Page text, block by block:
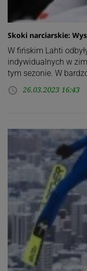
Skoki narciarskie:
W fińskim Lahti
indywidualnych w
tym sezonie. W
access_time 26.03.2023 16:43